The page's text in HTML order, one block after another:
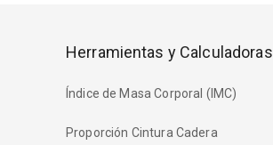
Herramientas y Calculadoras
Índice de Masa Corporal (IMC)
Proporción Cintura Cadera